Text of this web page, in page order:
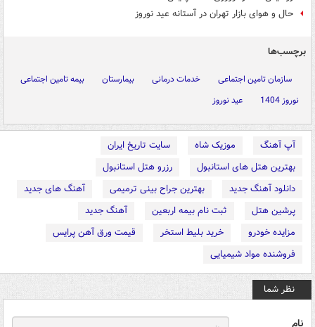
حال و هوای بازار تهران در آستانه عید نوروز
برچسب‌ها
سازمان تامین اجتماعی خدمات درمانی بیمارستان
بیمه تامین اجتماعی
نوروز 1404
عید نوروز
آپ آهنگ موزیک شاه
سایت تاریخ ایران
بهترین هتل های استانبول
رزرو هتل استانبول
دانلود آهنگ جدید
بهترین جراح بینی ترمیمی
آهنگ های جدید
پرشین هتل
ثبت نام بیمه اربعین
آهنگ جدید
مزایده خودرو
خرید بلیط استخر
قیمت ورق آهن پرایس
فروشنده مواد شیمیایی
نظر شما
نام